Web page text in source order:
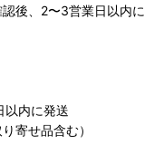
後、2〜3営業日以内に
以内に発送
寄せ品含む）